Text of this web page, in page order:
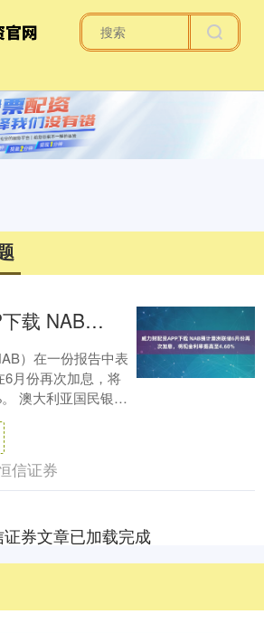
威力财配资APP下载 NAB预计澳洲联储6月份再次加息，将现金利率提高至4.60%
）在一份报告中表
月份再次加息，将
澳大利亚国民银行
定明显倾向于优
信证券
券文章已加载完成